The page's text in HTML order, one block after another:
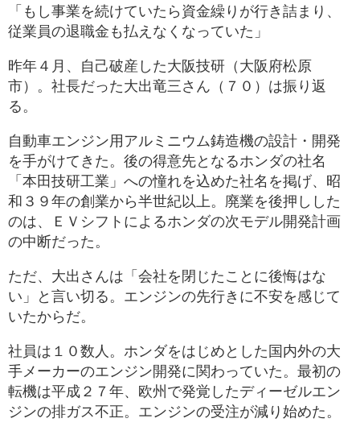
「もし事業を続けていたら資金繰りが行き詰まり、
従業員の退職金も払えなくなっていた」
昨年４月、自己破産した大阪技研（大阪府松原
市）。社長だった大出竜三さん（７０）は振り返
る。
自動車エンジン用アルミニウム鋳造機の設計・開発
を手がけてきた。後の得意先となるホンダの社名
「本田技研工業」への憧れを込めた社名を掲げ、昭
和３９年の創業から半世紀以上。廃業を後押しした
のは、ＥＶシフトによるホンダの次モデル開発計画
の中断だった。
ただ、大出さんは「会社を閉じたことに後悔はな
い」と言い切る。エンジンの先行きに不安を感じて
いたからだ。
社員は１０数人。ホンダをはじめとした国内外の大
手メーカーのエンジン開発に関わっていた。最初の
転機は平成２７年、欧州で発覚したディーゼルエン
ジンの排ガス不正。エンジンの受注が減り始めた。